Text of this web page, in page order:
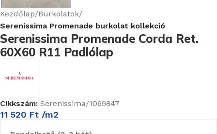
Kezdőlap Burkolatok
Serenissima Promenade burkolat kollekció
Serenissima Promenade Corda Ret.
60X60 R11 Padlólap
Cikkszám: Serenissima/1069847
11 520 Ft /m2